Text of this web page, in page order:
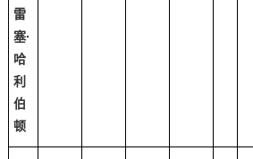
雷
塞·
哈
利
伯
顿